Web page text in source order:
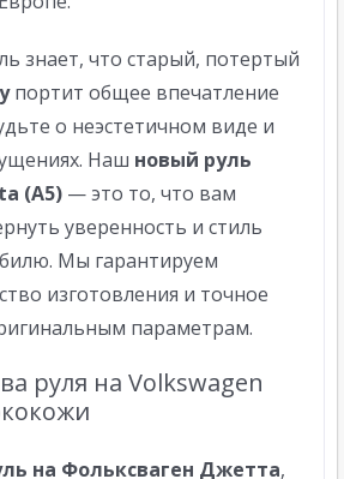
знает, что старый, потертый
портит общее впечатление
о неэстетичном виде и
Наш новый руль
(A5)— это то, что вам
уверенность и стиль
Мы гарантируем
изготовления и точное
параметрам.
руля на Volkswagen
на Фольксваген Джетта,